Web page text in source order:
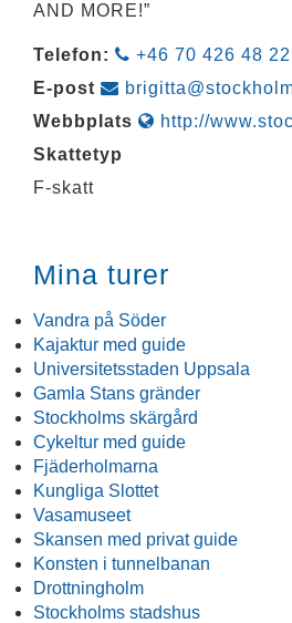
AND MORE!”
Telefon:
+46 70 426 48 22
E-post
Webbplats
http://
Skattetyp
F-skatt
Mina turer
Vandra på Söder
Kajaktur med guide
Universitetsstaden Uppsala
Gamla Stans gränder
Stockholms skärgård
Cykeltur med guide
Fjäderholmarna
Kungliga Slottet
Vasamuseet
Skansen med privat guide
Konsten i tunnelbanan
Drottningholm
Stockholms stadshus